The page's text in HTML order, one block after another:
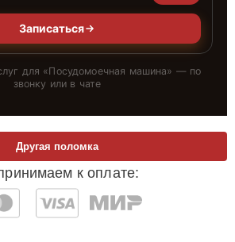
Записаться
для «Посудомоечная машина» — по
звонку или в чате
к оплате:
Другая поломка